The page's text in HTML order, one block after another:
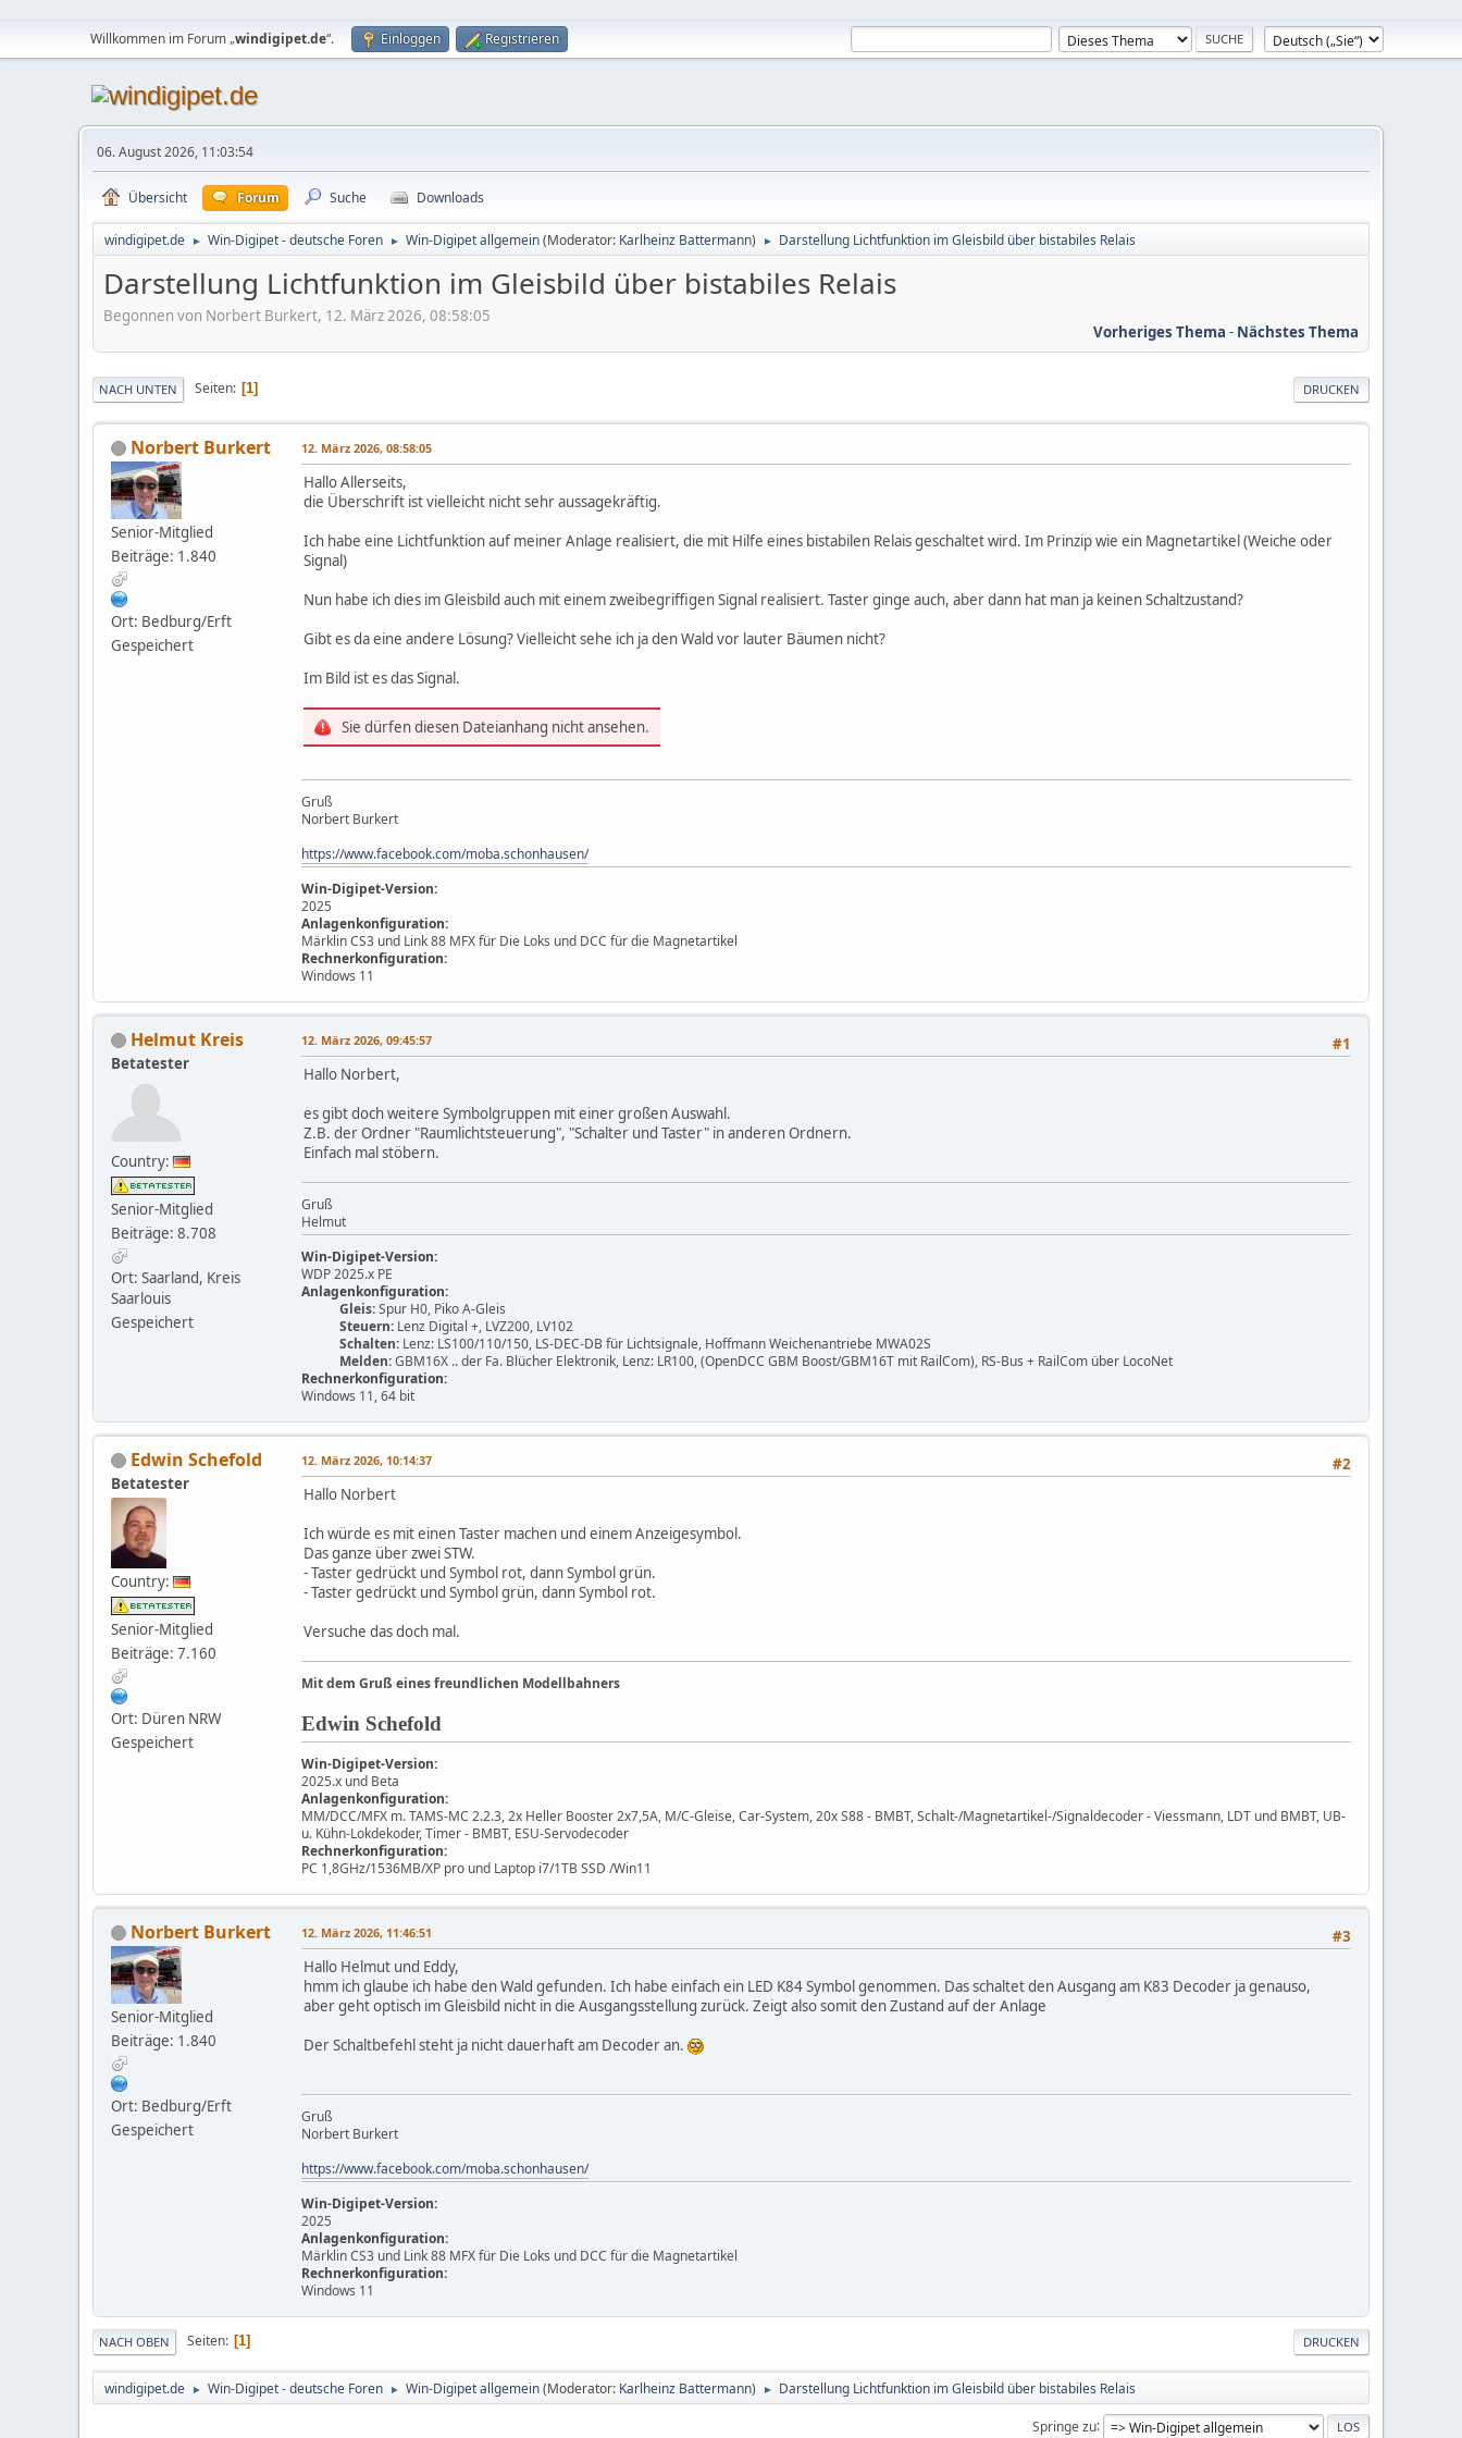
Willkommen im Forum „windigipet.de“. Einloggen Registrieren
06. August 2026, 11:03:54
Übersicht Forum Suche Downloads
windigipet.de ► Win-Digipet - deutsche Foren ► Win-Digipet allgemein(Moderator: Karlheinz Battermann) ► Darstellung Lichtfunktion im Gleisbild über bistabiles Relais
Darstellung Lichtfunktion im Gleisbild über bistabiles Relais
Begonnen von Norbert Burkert, 12. März 2026, 08:58:05
Vorheriges Thema - Nächstes Thema
DRUCKEN
NACH UNTEN Seiten 1
Norbert Burkert
Senior-Mitglied
Beiträge: 1.840
Ort: Bedburg/Erft
Gespeichert
12. März 2026, 08:58:05
Hallo Allerseits,
die Überschrift ist vielleicht nicht sehr aussagekräftig.
Ich habe eine Lichtfunktion auf meiner Anlage realisiert, die mit Hilfe eines bistabilen Relais geschaltet wird. Im Prinzip wie ein Magnetartikel (Weiche oder
Signal)
Nun habe ich dies im Gleisbild auch mit einem zweibegriffigen Signal realisiert. Taster ginge auch, aber dann hat man ja keinen Schaltzustand?
Gibt es da eine andere Lösung? Vielleicht sehe ich ja den Wald vor lauter Bäumen nicht?
Im Bild ist es das Signal.
Sie dürfen diesen Dateianhang nicht ansehen.
Gruß
Norbert Burkert
https://www.facebook.com/moba.schonhausen/
Win-Digipet-Version:
2025
Anlagenkonfiguration:
Märklin CS3 und Link 88 MFX für Die Loks und DCC für die Magnetartikel
Rechnerkonfiguration:
Windows 11
Helmut Kreis
Betatester
Country:
Senior-Mitglied
Beiträge: 8.708
Ort: Saarland, Kreis
Saarlouis
Gespeichert
#1
12. März 2026, 09:45:57
Hallo Norbert,
es gibt doch weitere Symbolgruppen mit einer großen Auswahl.
Z.B. der Ordner "Raumlichtsteuerung", "Schalter und Taster" in anderen Ordnern.
Einfach mal stöbern.
Gruß
Helmut
Win-Digipet-Version:
WDP 2025.x PE
Anlagenkonfiguration:
Gleis:Spur H0, Piko A-Gleis
Steuern: Lenz Digital +, LVZ200, LV102
Schalten: Lenz: LS100/110/150, LS-DEC-DB für Lichtsignale, Hoffmann Weichenantriebe MWA02S
Melden:GBM16X .. der Fa. Blücher Elektronik, Lenz: LR100, (OpenDCC GBM Boost/GBM16T mit RailCom), RS-Bus + RailCom über LocoNet
Rechnerkonfiguration:
Windows 11, 64 bit
Edwin Schefold
Betatester
Country:
Senior-Mitglied
Beiträge: 7.160
Ort: Düren NRW
Gespeichert
#2
12. März 2026, 10:14:37
Hallo Norbert
Ich würde es mit einen Taster machen und einem Anzeigesymbol.
Das ganze über zwei STW.
- Taster gedrückt und Symbol rot, dann Symbol grün.
- Taster gedrückt und Symbol grün, dann Symbol rot.
Versuche das doch mal.
Mit dem Gruß eines freundlichen Modellbahners
Edwin Schefold
Win-Digipet-Version:
2025.x und Beta
Anlagenkonfiguration:
MM/DCC/MFX m. TAMS-MC 2.2.3, 2x Heller Booster 2x7,5A, M/C-Gleise, Car-System, 20x S88 - BMBT, Schalt-/Magnetartikel-/Signaldecoder - Viessmann, LDT und BMBT, UB-
u. Kühn-Lokdekoder, Timer - BMBT, ESU-Servodecoder
Rechnerkonfiguration:
PC 1,8GHz/1536MB/XP pro und Laptop i7/1TB SSD /Win11
Norbert Burkert
Senior-Mitglied
Beiträge: 1.840
Ort: Bedburg/Erft
Gespeichert
#3
12. März 2026, 11:46:51
Hallo Helmut und Eddy,
hmm ich glaube ich habe den Wald gefunden. Ich habe einfach ein LED K84 Symbol genommen. Das schaltet den Ausgang am K83 Decoder ja genauso,
aber geht optisch im Gleisbild nicht in die Ausgangsstellung zurück. Zeigt also somit den Zustand auf der Anlage
Der Schaltbefehl steht ja nicht dauerhaft am Decoder an.
Gruß
Norbert Burkert
https://www.facebook.com/moba.schonhausen/
Win-Digipet-Version:
2025
Anlagenkonfiguration:
Märklin CS3 und Link 88 MFX für Die Loks und DCC für die Magnetartikel
Rechnerkonfiguration:
Windows 11
DRUCKEN
NACH OBEN Seiten 1
windigipet.de ► Win-Digipet - deutsche Foren ► Win-Digipet allgemein(Moderator: Karlheinz Battermann) ► Darstellung Lichtfunktion im Gleisbild über bistabiles Relais
Springe zu